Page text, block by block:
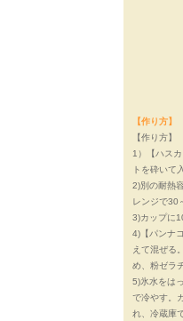
【作り方】
【作り方】
1）【ハス
トを砕いて
2)別の耐熱
レンジで30
3)カップに
4)【パンナ
えて混ぜる
め、粉ゼラ
5)氷水をは
で冷やす。
れ、冷蔵庫